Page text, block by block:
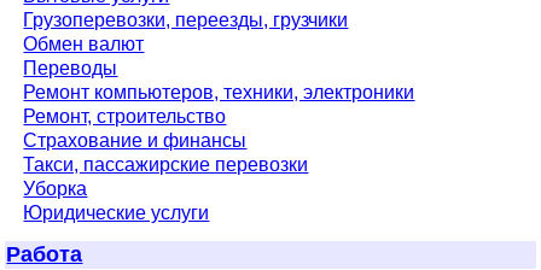
Грузоперевозки, переезды, грузчики
Обмен валют
Переводы
Ремонт компьютеров, техники, электроники
Ремонт, строительство
Страхование и финансы
Такси, пассажирские перевозки
Уборка
Юридические услуги
Работа